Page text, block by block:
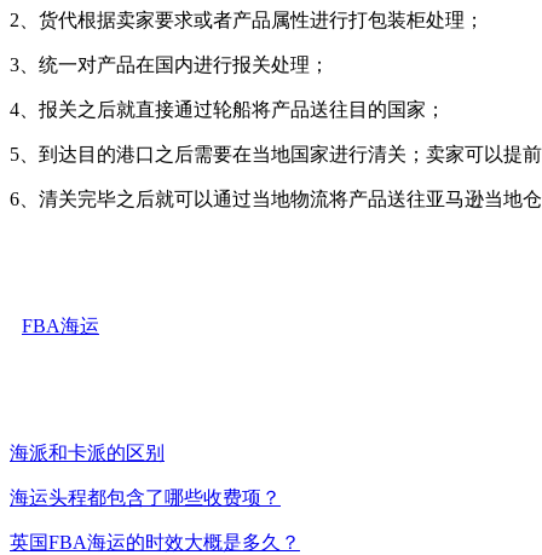
2、货代根据卖家要求或者产品属性进行打包装柜处理；
3、统一对产品在国内进行报关处理；
4、报关之后就直接通过轮船将产品送往目的国家；
5、到达目的港口之后需要在当地国家进行清关； 卖家可以提
6、清关完毕之后就可以通过当地物流将产品送往亚马逊当地
FBA海运
海派和卡派的区别
海运头程都包含了哪些收费项？
英国FBA海运的时效大概是多久？